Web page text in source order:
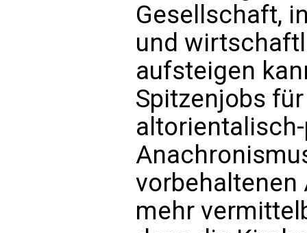
Gesellschaft,
und
aufsteigen
Spitzenjobs
mehr